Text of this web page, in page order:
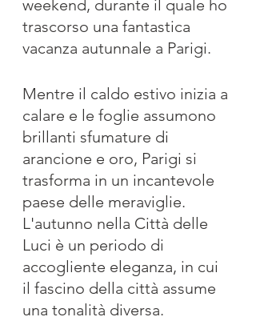
weekend, durante il quale ho
trascorso una fantastica
vacanza autunnale a Parigi.
Mentre il caldo estivo inizia a
calare e le foglie assumono
brillanti sfumature di
arancione e oro, Parigi si
trasforma in un incantevole
paese delle meraviglie.
L'autunno nella Città delle
Luci è un periodo di
accogliente eleganza, in cui
il fascino della città assume
una tonalità diversa.